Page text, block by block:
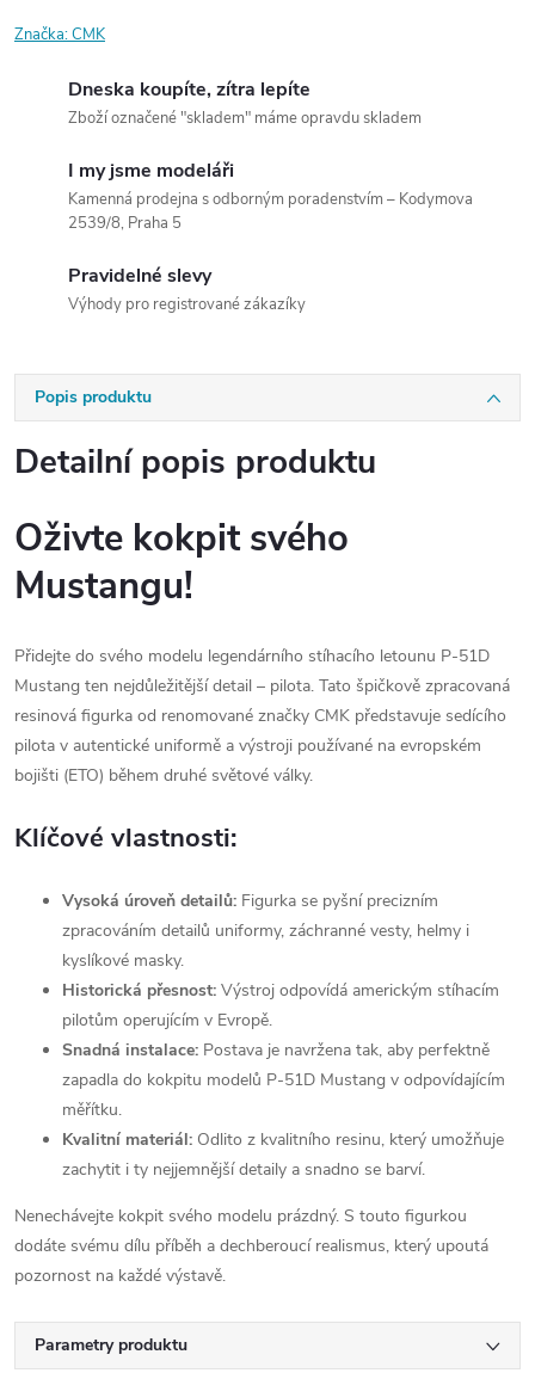
Značka:CMK
Dneska koupíte, zítra lepíte
Zboží označené "skladem" máme opravdu skladem
I my jsme modeláři
Kamenná prodejna s odborným poradenstvím – Kodymova
2539/8, Praha 5
Pravidelné slevy
Výhody pro registrované zákazíky
Popis produktu
Detailní popis produktu
Oživte kokpit svého
Mustangu!
Přidejte do svého modelu legendárního stíhacího letounu P-51D
Mustang ten nejdůležitější detail – pilota. Tato špičkově zpracovaná
resinová figurka od renomované značky CMK představuje sedícího
pilota v autentické uniformě a výstroji používané na evropském
bojišti (ETO) během druhé světové války.
Klíčové vlastnosti:
Vysoká úroveň detailů: Figurka se pyšní precizním
zpracováním detailů uniformy, záchranné vesty, helmy i
kyslíkové masky.
Historická přesnost: Výstroj odpovídá americkým stíhacím
pilotům operujícím v Evropě.
Snadná instalace: Postava je navržena tak, aby perfektně
zapadla do kokpitu modelů P-51D Mustang v odpovídajícím
měřítku.
Kvalitní materiál: Odlito z kvalitního resinu, který umožňuje
zachytit i ty nejjemnější detaily a snadno se barví.
Nenechávejte kokpit svého modelu prázdný. S touto figurkou
dodáte svému dílu příběh a dechberoucí realismus, který upoutá
pozornost na každé výstavě.
Parametry produktu